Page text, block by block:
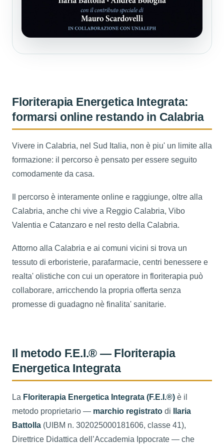
Floriterapia Energetica Integrata:
formarsi online restando in Calabria
Vivere in Calabria, nel Sud Italia, non è piu' un limite alla
formazione: il percorso è pensato per essere seguito
comodamente da casa.
Il percorso è interamente online e raggiunge, oltre alla
Calabria, anche chi vive a Reggio Calabria, Vibo
Valentia e Catanzaro e nel resto della Calabria.
Attorno alla Calabria e ai comuni vicini si trova un
tessuto di erboristerie, parafarmacie, centri benessere e
realta' olistiche con cui un operatore in floriterapia può
collaborare, arricchendo la propria offerta senza
promesse di guadagno nè finalita' sanitarie.
Il metodo F.E.I.® — Floriterapia
Energetica Integrata
La Floriterapia Energetica Integrata (F.E.I.®) è il
metodo proprietario — marchio registrato di
Ilaria
Battolla (UIBM n. 302025000181606, classe 41),
Direttrice Didattica dell’Accademia Ippocrate — che